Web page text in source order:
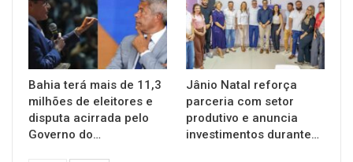
Bahia terá mais de 11,3
milhões de eleitores e
disputa acirrada pelo
Governo do…
Jânio Natal reforça
parceria com setor
produtivo e anuncia
investimentos durante…